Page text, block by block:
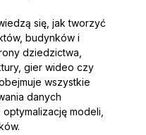
się, jak tworzyć
budynków i
dziedzictwa,
gier wideo czy
wszystkie
danych
modeli,